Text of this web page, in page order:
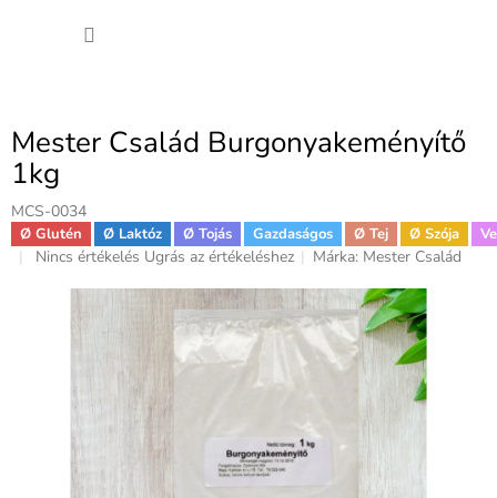
Mester Család Burgonyakeményítő
1kg
MCS-0034
Ø Glutén Ø Laktóz Ø Tojás Gazdaságos Ø Tej Ø Szója
A
csillag.
Nincs értékelés Ugrás az értékeléshez Márka: Mester Család